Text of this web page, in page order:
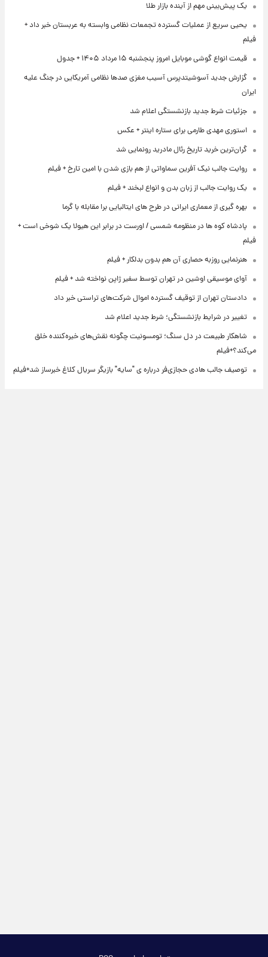
یک پیش‌بینی مهم از آینده بازار طلا
یحیی سریع از عملیات گسترده تجمعات نظامی وابسته به عربستان خبر داد +
فیلم
قیمت انواع گوشی موبایل امروز پنجشنبه ۱۵ مرداد ۱۴۰۵ + جدول
گزارش جدید آسوشیتدپرس آسیب مغزی صدها نظامی آمریکایی در جنگ علیه
ایران
جزئیات شرط جدید بازنشستگی اعلام شد
استوری مهدی طارمی برای ستاره اینتر + عکس
گران‌ترین خرید تاریخ رئال مادرید رونمایی شد
روایت جالب نیک آفرین سماواتی از هم بازی شدن با امین تارخ + فیلم
یک روایت جالب از زبان بدن و انواع لبخند + فیلم
بهره گیری از معماری ایرانی در طرح های ایتالیایی برا مقابله با گرما
پادشاه کوه ها در منظومه شمسی / اورست در برابر این هیولا یک شوخی است +
فیلم
هنرنمایی روزبه حصاری آن هم بدون بدلکار + فیلم
آوای موسیقی اوشین در تهران توسط سفیر ژاپن نواخته شد + فیلم
دادستان تهران از توقیف گسترده اموال شرکت‌های تراستی خبر داد
تغییر در شرایط بازنشستگی؛ شرط جدید اعلام شد
شاهکار طبیعت در دل سنگ؛ تومسونیت چگونه نقش‌های خیره‌کننده خلق
می‌کند؟+فیلم
توصیف جالب هادی حجازی‌فر درباره ی "سایه" بازیگر سریال کلاغ خبرساز شد+فیلم